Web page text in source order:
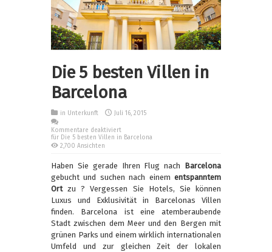
Die 5 besten Villen in
Barcelona
in Unterkunft Juli 16, 2015
Kommentare deaktiviert
für Die 5 besten Villen in Barcelona
2,700 Ansichten
Haben Sie gerade Ihren Flug nach
Barcelona
gebucht und suchen nach einem entspanntem
Ortzu ? Vergessen Sie Hotels, Sie können
Luxus und Exklusivität in Barcelonas Villen
finden. Barcelona ist eine atemberaubende
Stadt zwischen dem Meer und den Bergen mit
grünen Parks und einem wirklich internationalen
Umfeld und zur gleichen Zeit der lokalen